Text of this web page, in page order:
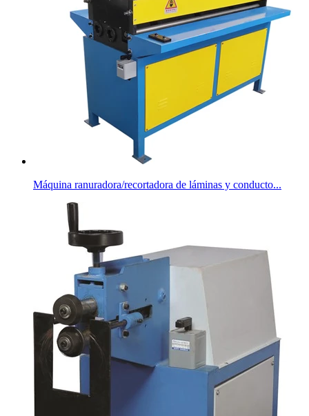
Máquina ranuradora/recortadora de láminas y conducto...